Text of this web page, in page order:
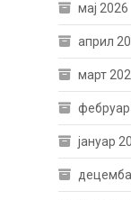
мај 2026
април
март
јануар